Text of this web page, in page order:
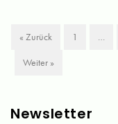
« Zurück 1 …
Weiter »
Newsletter